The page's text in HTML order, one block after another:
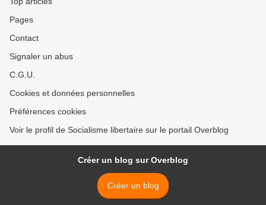
Pages
Contact
Signaler un abus
C.G.U.
Cookies et données personnelles
Préférences cookies
Voir le profil de Socialisme libertaire sur le portail Overblog
Créer un blog sur Overblog
Créer un blog